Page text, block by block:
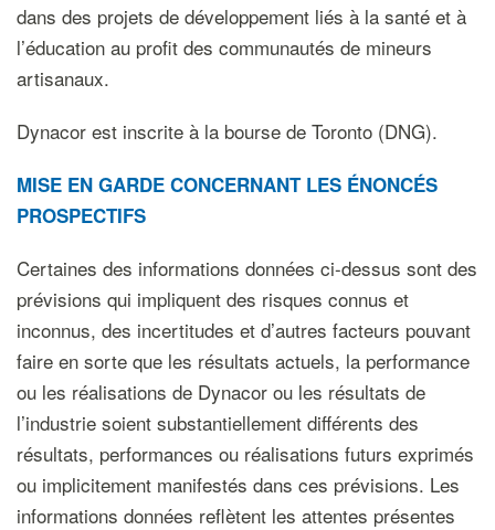
dans des projets de développement liés à la santé et à
l’éducation au profit des communautés de mineurs
artisanaux.
Dynacor est inscrite à la bourse de Toronto (DNG).
MISE EN GARDE CONCERNANT LES ÉNONCÉS
PROSPECTIFS
Certaines des informations données ci-dessus sont des
prévisions qui impliquent des risques connus et
inconnus, des incertitudes et d’autres facteurs pouvant
faire en sorte que les résultats actuels, la performance
ou les réalisations de Dynacor ou les résultats de
l’industrie soient substantiellement différents des
résultats, performances ou réalisations futurs exprimés
ou implicitement manifestés dans ces prévisions. Les
informations données reflètent les attentes présentes